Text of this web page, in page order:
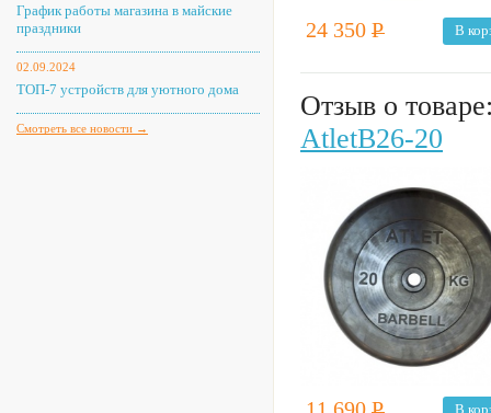
График работы магазина в майские
праздники
02.09.2024
ТОП-7 устройств для уютного дома
Смотреть все новости →
24 350 Р В
Отзыв о
AtletB26-20
В